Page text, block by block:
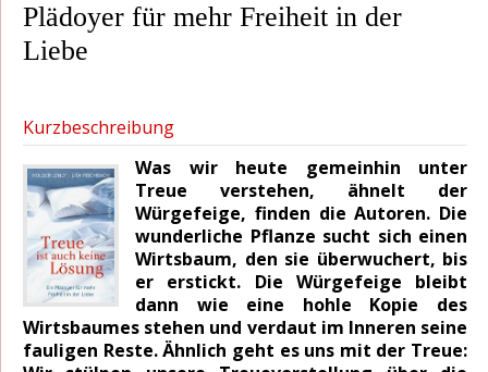
Plädoyer für mehr Freiheit in der
Liebe
Kurzbeschreibung
Was wir heute gemeinhin unter
Treue verstehen, ähnelt der
Würgefeige, finden die Autoren. Die
wunderliche Pflanze sucht sich einen
Wirtsbaum, den sie überwuchert, bis
er erstickt. Die Würgefeige bleibt
dann wie eine hohle Kopie des
Wirtsbaumes stehen und verdaut im Inneren seine
fauligen Reste. Ähnlich geht es uns mit der Treue: